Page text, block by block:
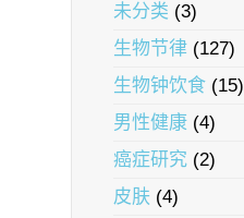
未分类 (3)
生物节律 (127)
生物钟饮食 (15)
男性健康 (4)
癌症研究 (2)
皮肤 (4)